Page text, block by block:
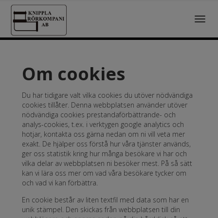
Om cookies
Du har tidigare valt vilka cookies du utöver nödvändiga
cookies tillåter. Denna webbplatsen använder utöver
nödvändiga cookies prestandaförbättrande- och
analys-cookies, t.ex. i verktygen google analytics och
hotjar, kontakta oss gärna nedan om ni vill veta mer
exakt. De hjälper oss förstå hur våra tjänster används,
ger oss statistik kring hur många besökare vi har och
vilka delar av webbplatsen ni besöker mest. På så sätt
kan vi lära oss mer om vad våra besökare tycker om
och vad vi kan förbättra.
En cookie består av liten textfil med data som har en
unik stämpel. Den skickas från webbplatsen till din